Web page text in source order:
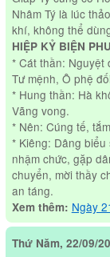
Nhâm Tý là lúc
khí, không thể
HIỆP KỶ BIỆN
* Cát thần: Nguyệt
Tư mệnh, Ô phệ
* Hung thần: Hà
Vãng vong.
* Nên: Cúng tế,
* Kiêng: Dâng
nhậm chức, gặp
chuyển, mời thầy
an táng.
Xem thêm: Ngày
Thứ Năm, 22/09/